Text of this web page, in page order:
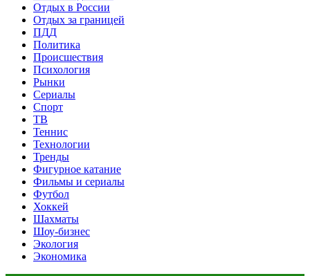
Отдых в России
Отдых за границей
ПДД
Политика
Происшествия
Психология
Рынки
Сериалы
Спорт
ТВ
Теннис
Технологии
Тренды
Фигурное катание
Фильмы и сериалы
Футбол
Хоккей
Шахматы
Шоу-бизнес
Экология
Экономика